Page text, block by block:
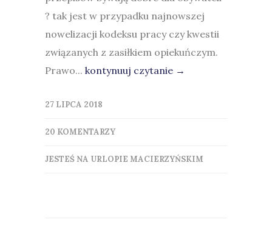
? tak jest w przypadku najnowszej
nowelizacji kodeksu pracy czy kwestii
związanych z zasiłkiem opiekuńczym.
Prawo... kontynuuj czytanie →
27 LIPCA 2018
20 KOMENTARZY
JESTEŚ NA URLOPIE MACIERZYŃSKIM